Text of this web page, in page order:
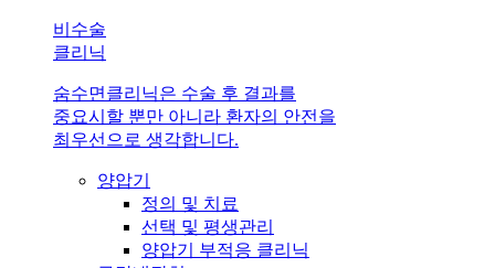
비수술
클리닉
숨수면클리닉은 수술 후 결과를
중요시할 뿐만 아니라 환자의 안전을
최우선으로 생각합니다.
양압기
정의 및 치료
선택 및 평생관리
양압기 부적응 클리닉